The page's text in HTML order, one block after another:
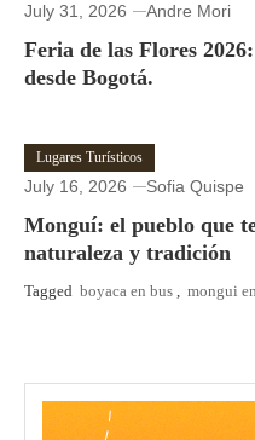
July 31, 2026 Andre Mori
Feria de las Flores
desde Bogotá.
Lugares Turísticos
July 16, 2026 Sofia Quispe
Monguí: el pueblo que
naturaleza y tradición
Tagged boyaca en bus , mongui